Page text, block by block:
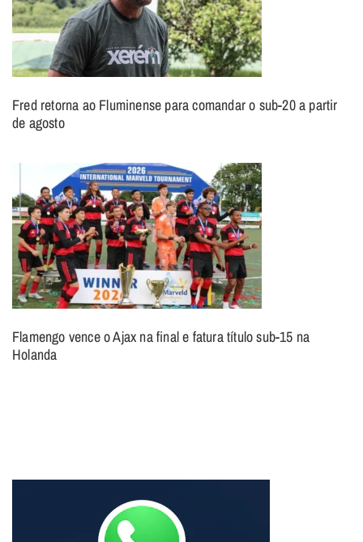
Fred retorna ao Fluminense para comandar o sub-20 a partir
de agosto
Flamengo vence o Ajax na final e fatura título sub-15 na
Holanda